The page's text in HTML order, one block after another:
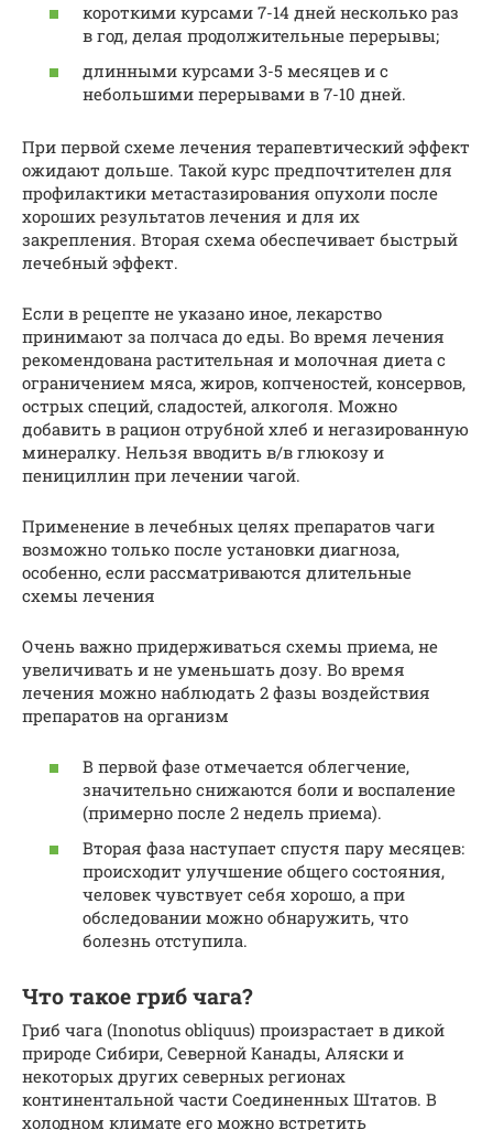
короткими курсами 7-14 дней несколько раз
в год, делая продолжительные перерывы;
длинными курсами 3-5 месяцев и с
небольшими перерывами в 7-10 дней.
При первой схеме лечения терапевтический эффект
ожидают дольше. Такой курс предпочтителен для
профилактики метастазирования опухоли после
хороших результатов лечения и для их
закрепления. Вторая схема обеспечивает быстрый
лечебный эффект.
Если в рецепте не указано иное, лекарство
принимают за полчаса до еды. Во время лечения
рекомендована растительная и молочная диета с
ограничением мяса, жиров, копченостей, консервов,
острых специй, сладостей, алкоголя. Можно
добавить в рацион отрубной хлеб и негазированную
минералку. Нельзя вводить в/в глюкозу и
пенициллин при лечении чагой.
Применение в лечебных целях препаратов чаги
возможно только после установки диагноза,
особенно, если рассматриваются длительные
схемы лечения
Очень важно придерживаться схемы приема, не
увеличивать и не уменьшать дозу. Во время
лечения можно наблюдать 2 фазы воздействия
препаратов на организм
В первой фазе отмечается облегчение,
значительно снижаются боли и воспаление
(примерно после 2 недель приема).
Вторая фаза наступает спустя пару месяцев:
происходит улучшение общего состояния,
человек чувствует себя хорошо, а при
обследовании можно обнаружить, что
болезнь отступила.
Что такое гриб чага?
Гриб чага (Inonotus obliquus) произрастает в дикой
природе Сибири, Северной Канады, Аляски и
некоторых других северных регионах
континентальной части Соединенных Штатов. В
холодном климате его можно встретить